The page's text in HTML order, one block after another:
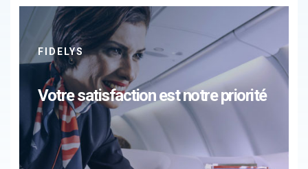
FIDELYS
Votre satisfaction est notre priorité